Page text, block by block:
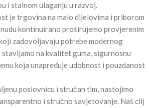
i stalnom ulaganju u razvoj.
je trgovina na malo dijelovima i priborom
kontinuirano proširujemo provjerenim
zadovoljavaju potrebe modernog
na kvalitet guma, sigurnosnu
koja unapređuje udobnost i pouzdanost
poslovnicu i stručan tim, nastojimo
i stručno savjetovanje. Naš cilj